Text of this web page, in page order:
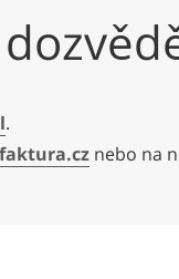
.
nebo na